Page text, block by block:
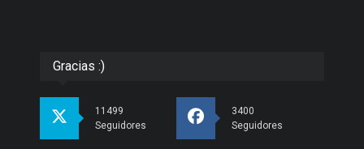
Gracias :)
11499
Seguidores
3400
Seguidores